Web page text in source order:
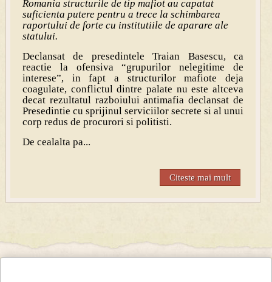
Romania structurile de tip mafiot au capatat
suficienta putere pentru a trece la schimbarea
raportului de forte cu institutiile de aparare ale
statului.
Declansat de presedintele Traian Basescu, ca
reactie la ofensiva “grupurilor nelegitime de
interese”, in fapt a structurilor mafiote deja
coagulate, conflictul dintre palate nu este altceva
decat rezultatul razboiului antimafia declansat de
Presedintie cu sprijinul serviciilor secrete si al unui
corp redus de procurori si politisti.
De cealalta pa...
Citeste mai mult